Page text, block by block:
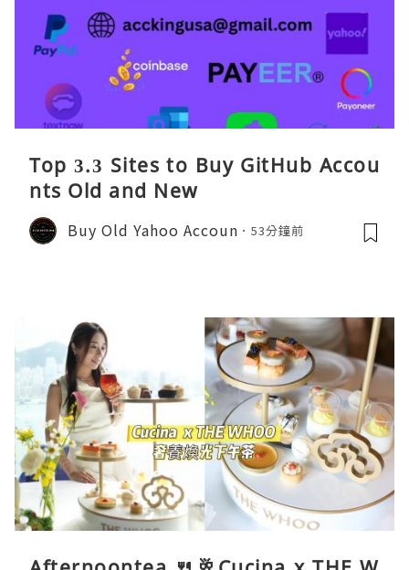
Top 3.3 Sites to Buy GitHub Accou
nts Old and New
Buy Old Yahoo Accoun 53分鐘前